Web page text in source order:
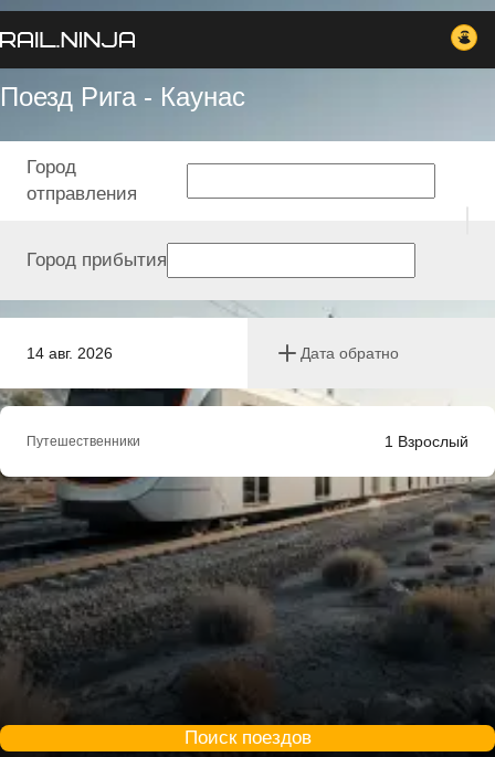
Поезд Рига - Каунас
14 авг. 2026 Дата обратно
Город
отправления
Город прибытия
Путешественники 1 Взрослый
Поиск поездов